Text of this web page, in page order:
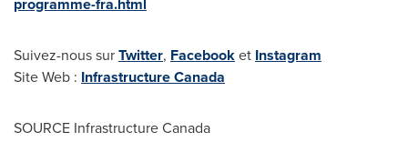
Suivez-nous surTwitter, Facebooket Instagram
Site Web : Infrastructure Canada
SOURCE Infrastructure Canada